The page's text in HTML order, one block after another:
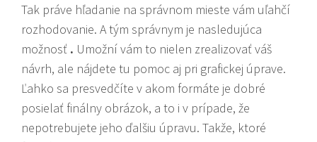
Tak práve hľadanie na správnom mieste vám uľahčí
rozhodovanie. A tým správnym je nasledujúca
možnosť . Umožní vám to nielen zrealizovať váš
návrh, ale nájdete tu pomoc aj pri grafickej úprave.
Ľahko sa presvedčíte v akom formáte je dobré
posielať finálny obrázok, a to i v prípade, že
nepotrebujete jeho ďalšiu úpravu. Takže, ktoré